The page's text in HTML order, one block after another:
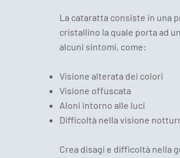
La cataratta consiste in una
cristallino la quale porta ad
alcuni sintomi, come:
Visione alterata dei colori
Visione offuscata
Aloni intorno alle luci
Difficoltà nella visione
Crea disagi e difficoltà nella